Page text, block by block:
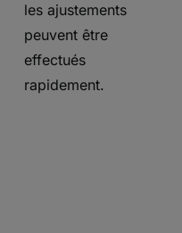
les ajustements
peuvent être
effectués
rapidement.